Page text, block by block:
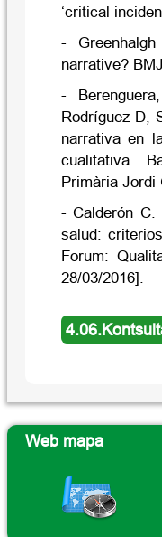
‘critical
-
narrative?
-
Rodríguez D,
narrativa en
cualitativa.
Primària Jordi
- Calderón C.
salud:
Forum:
28/03/2016].
Web mapa